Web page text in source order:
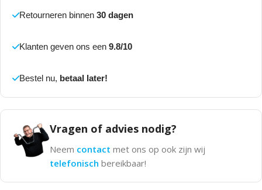
Retourneren binnen 30 dagen
Klanten geven ons een 9.8/10
Bestel nu, betaal later!
Vragen of advies nodig?
Neem contact met ons op ook zijn wij
telefonisch bereikbaar!